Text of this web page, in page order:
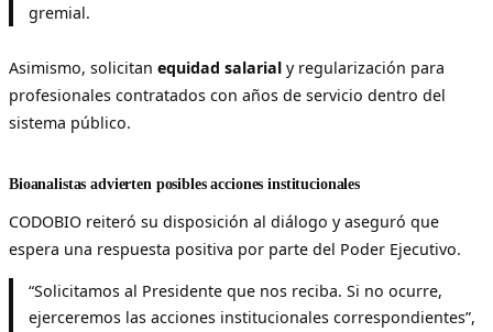
gremial.
Asimismo, solicitan equidad salarial y regularización para
profesionales contratados con años de servicio dentro del
sistema público.
Bioanalistas advierten posibles acciones institucionales
CODOBIO reiteró su disposición al diálogo y aseguró que
espera una respuesta positiva por parte del Poder Ejecutivo.
“Solicitamos al Presidente que nos reciba. Si no ocurre,
ejerceremos las acciones institucionales correspondientes”,